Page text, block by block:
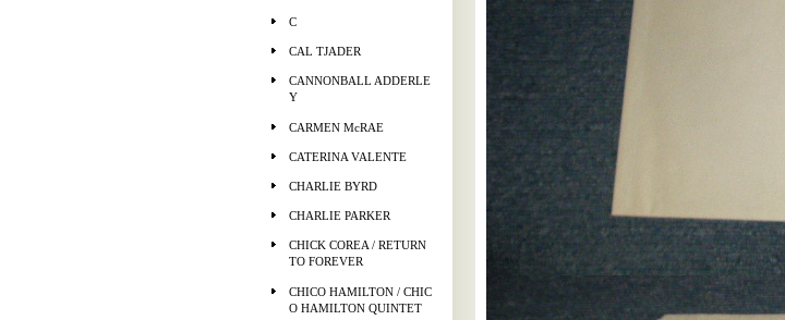
C
CAL TJADER
CANNONBALL ADDERLE
Y
CARMEN McRAE
CATERINA VALENTE
CHARLIE BYRD
CHARLIE PARKER
CHICK COREA / RETURN
TO FOREVER
CHICO HAMILTON / CHIC
O HAMILTON QUINTET